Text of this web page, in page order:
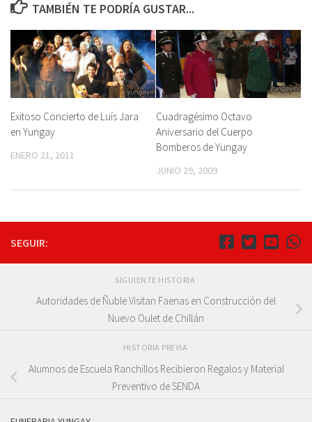
TAMBIÉN TE PODRÍA GUSTAR...
Exitoso Concierto de Luís Jara
en Yungay
ENERO 21, 2011
Cuadragésimo Octavo
Aniversario del Cuerpo
Bomberos de Yungay
JUNIO 29, 2009
SEGUIR:
SIGUIENTE HISTORIA
Autoridades de Ñuble Visitan Faenas en Construcción del
Nuevo Oulet de Chillán
HISTORIA PREVIA
Alumnos de Escuela Ranchillos Recibieron Regalos y Material
Preventivo de SENDA